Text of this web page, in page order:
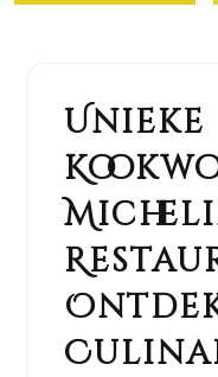
Unieke